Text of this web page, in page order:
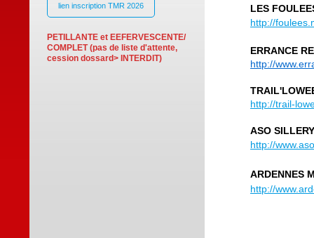
lien inscription TMR 2026
PETILLANTE et EEFERVESCENTE/
COMPLET (pas de liste d'attente,
cession dossard> INTERDIT)
LES
http://
ERRANCE
http://
http://trail-
ASO
http://
ARDENNES
http://